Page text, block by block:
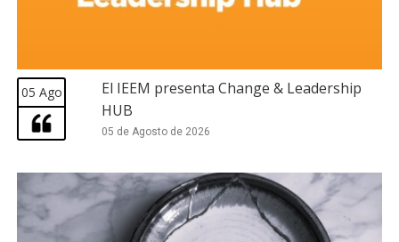
05 Ago
El IEEM presenta Change & Leadership
HUB
05 de Agosto de 2026